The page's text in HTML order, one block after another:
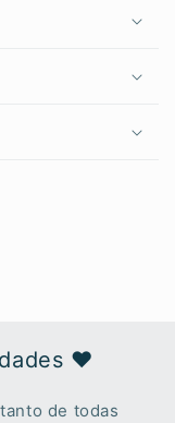
♥︎
de todas